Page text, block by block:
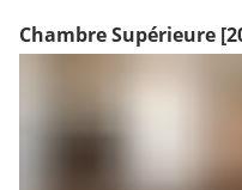
Chambre Supérieure